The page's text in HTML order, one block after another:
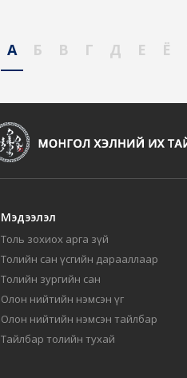
А Б В Г Д Е Ё
Мэдээлэл
Толь зохиох арга зүй
Толийн сан үсгийн дарааллаар
Толийн зургийн сан
Олон нийтийн нэмсэн үг
Олон нийтийн нэмсэн тайлбар
Тайлбар толийн тухай